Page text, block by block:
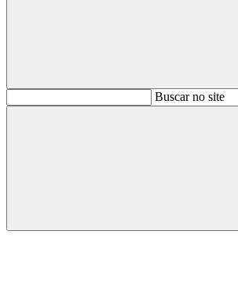
BuscarBuscar no site
Buscar